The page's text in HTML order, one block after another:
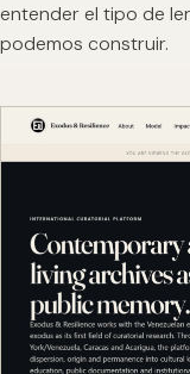
entender el tipo de
podemos construir.